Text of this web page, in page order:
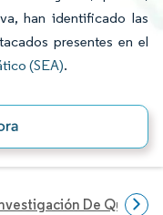
han identificado las
presentes en el
(SEA).
De